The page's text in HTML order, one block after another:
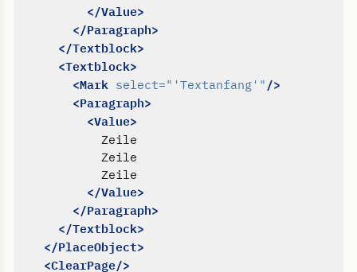
</Value>
</Paragraph>
</Textblock>
<Textblock>
<Mark select="'Textanfang'"/>
<Paragraph>
<Value>
</Value>
</Paragraph>
</Textblock>
</PlaceObject>
<ClearPage/>